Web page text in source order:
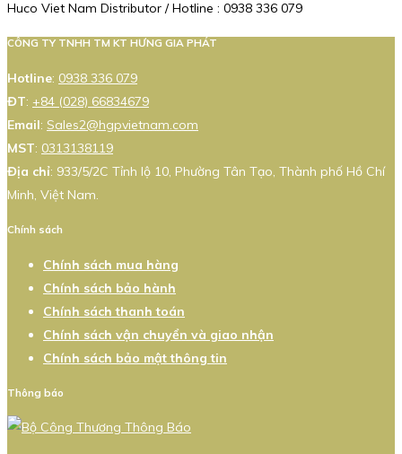
Huco Viet Nam Distributor / Hotline : 0938 336 079
CÔNG TY TNHH TM KT HƯNG GIA PHÁT
Hotline: 0938 336 079
ĐT: +84 (028) 66834679
Email: Sales2@hgpvietnam.com
MST: 0313138119
Địa chỉ: 933/5/2C Tỉnh lộ 10, Phường Tân Tạo, Thành phố Hồ Chí
Minh, Việt Nam.
Chính sách
Chính sách mua hàng
Chính sách bảo hành
Chính sách thanh toán
Chính sách vận chuyển và giao nhận
Chính sách bảo mật thông tin
Thông báo